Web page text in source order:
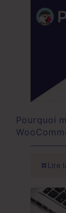
Pourquoi
Lire